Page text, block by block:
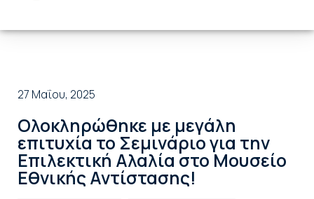
27 Μαΐου, 2025
Ολοκληρώθηκε με μεγάλη
επιτυχία το Σεμινάριο για την
Επιλεκτική Αλαλία στο Μουσείο
Εθνικής Αντίστασης!